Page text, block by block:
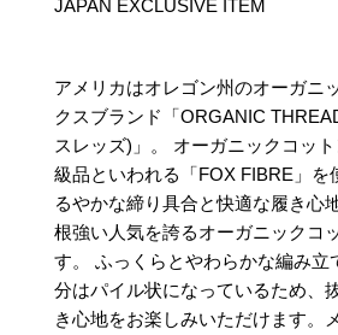
JAPAN EXCLUSIVE ITEM
アメリカはオレゴン州のオーガニ
クスブランド「ORGANIC
スレッズ)」。
オーガニックコッ
級品といわれる「FOX FIBRE」を
るやかな締り具合と快適な履き心
根強い人気を誇るオーガニックコ
す。
ふっくらとやわらかな編み立
分はパイル状になっているため、
き心地をお楽しみいただけます。